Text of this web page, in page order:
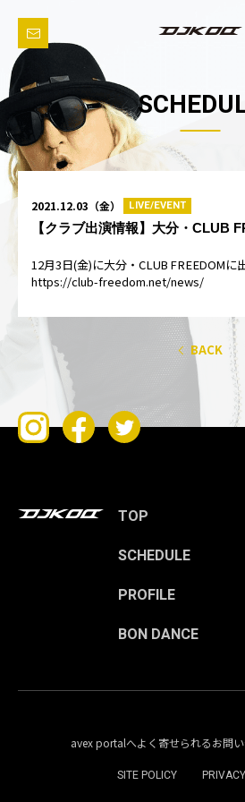
2021.12.03（金）
LIVE/EVENT
【クラブ出演情報】大分・CLUB
12月3日(金)に大分・CLUB FREEDOMに
https://club-freedom.net/news/
BACK
TOP
SCHEDULE
PROFILE
BON DANCE
avex portalへよく寄せられるお問
SITE POLICY